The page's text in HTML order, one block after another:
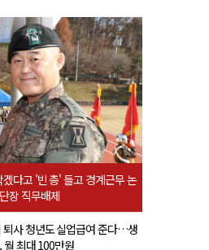
겠다고 '빈 총' 들고 경계근무 논
장 직무배제
퇴사 청년도 실업급여 준다…생
월 최대 100만원